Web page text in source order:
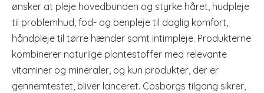
ønsker at pleje hovedbunden og styrke håret, hudpleje
til problemhud, fod- og benpleje til daglig komfort,
håndpleje til tørre hænder samt intimpleje. Produkterne
kombinerer naturlige plantestoffer med relevante
vitaminer og mineraler, og kun produkter, der er
gennemtestet, bliver lanceret. Cosborgs tilgang sikrer,